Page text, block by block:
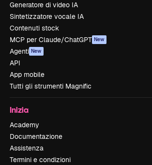
Generatore di video IA
Sintetizzatore vocale IA
Contenuti stock
MCP per Claude/ChatGPT New
Agenti New
API
App mobile
Tutti gli strumenti Magnific
Inizia
Academy
Documentazione
Assistenza
Termini e condizioni